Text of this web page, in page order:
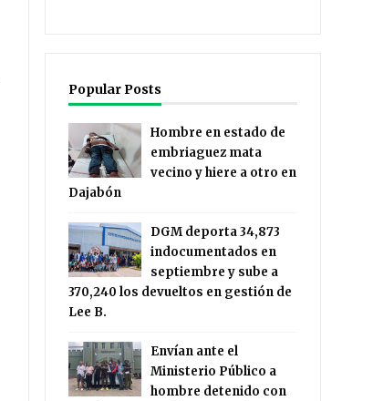
Popular Posts
Hombre en estado de
embriaguez mata
vecino y hiere a otro en
Dajabón
DGM deporta 34,873
indocumentados en
septiembre y sube a
370,240 los devueltos en gestión de
Lee B.
Envían ante el
Ministerio Público a
hombre detenido con